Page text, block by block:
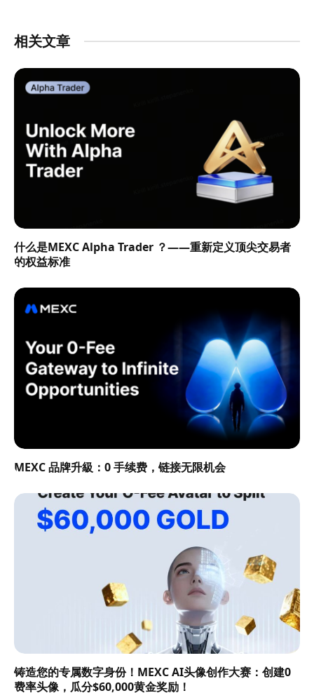
相关文章
什么是MEXC Alpha Trader ？——重新定义顶尖交易者
的权益标准
MEXC 品牌升級：0 手续费，链接无限机会
铸造您的专属数字身份！MEXC AI头像创作大赛：创建0
费率头像，瓜分$60,000黄金奖励！